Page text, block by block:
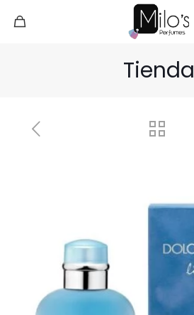
Tienda